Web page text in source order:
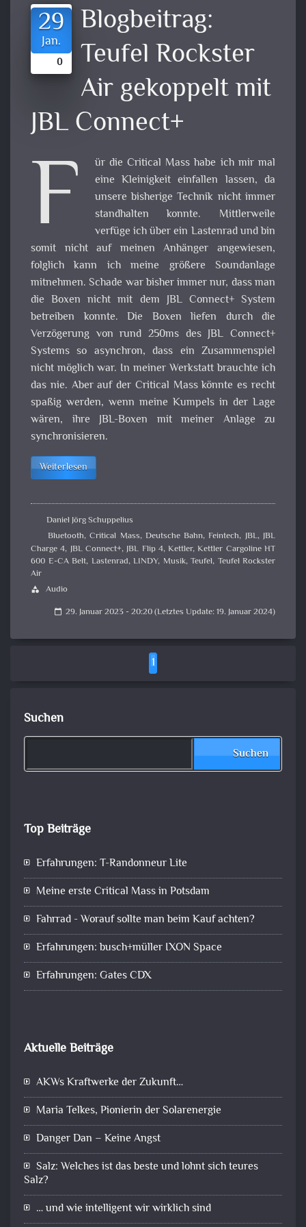
29
Jan.
0
Blogbeitrag:
Teufel Rockster
Air gekoppelt mit
JBL Connect+
F
ür die Critical Mass habe ich mir mal
eine Kleinigkeit einfallen lassen, da
unsere bisherige Technik nicht immer
standhalten konnte. Mittlerweile
verfüge ich über ein Lastenrad und bin
somit nicht auf meinen Anhänger angewiesen,
folglich kann ich meine größere Soundanlage
mitnehmen. Schade war bisher immer nur, dass man
die Boxen nicht mit dem JBL Connect+ System
betreiben konnte. Die Boxen liefen durch die
Verzögerung von rund 250ms des JBL Connect+
Systems so asynchron, dass ein Zusammenspiel
nicht möglich war. In meiner Werkstatt brauchte ich
das nie. Aber auf der Critical Mass könnte es recht
spaßig werden, wenn meine Kumpels in der Lage
wären, ihre JBL-Boxen mit meiner Anlage zu
synchronisieren.
Weiterlesen
Daniel Jörg Schuppelius
Bluetooth,Critical Mass, Deutsche Bahn,Feintech, JBL,JBL
Charge 4, JBL Connect+,JBL Flip 4,Kettler,Kettler Cargoline HT
600 E-CA Belt, Lastenrad, LINDY, Musik, Teufel, Teufel Rockster
Air
category Audio
calendar_today 29. Januar 2023 - 20:20 (Letztes Update: 19. Januar 2024)
1
Suchen
Suchen
Top Beiträge
Erfahrungen: T-Randonneur Lite
Meine erste Critical Mass in Potsdam
Fahrrad - Worauf sollte man beim Kauf achten?
Erfahrungen: busch+müller IXON Space
Erfahrungen: Gates CDX
Aktuelle Beiträge
AKWs Kraftwerke der Zukunft…
Maria Telkes, Pionierin der Solarenergie
Danger Dan – Keine Angst
Salz: Welches ist das beste und lohnt sich teures
Salz?
… und wie intelligent wir wirklich sind